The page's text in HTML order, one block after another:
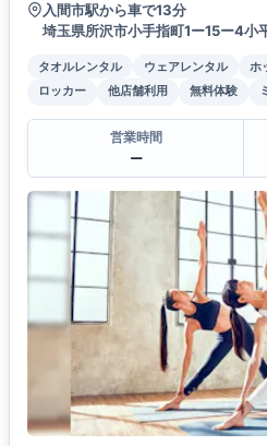
入間市駅から車で13分
埼玉県所沢市小手指町1ー15ー4小
タオルレンタル ウェアレンタル ホ
ロッカー
他店舗利用 無料体験
営業時間
ー